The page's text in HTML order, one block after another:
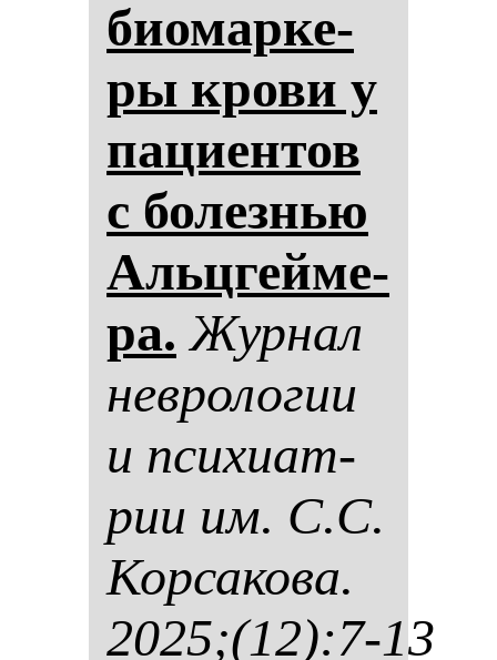
би­омар­ке­
ры кро­ви у
па­ци­ен­тов
с бо­лез­нью
Альцгей­ме­
ра. Жур­нал
нев­ро­ло­гии
и пси­хи­ат­
рии им. С.С.
Кор­са­ко­ва.
2025;(12):7-13